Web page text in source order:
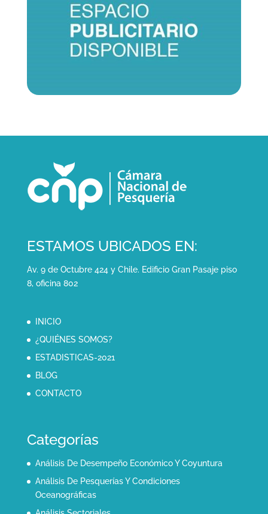
ESTAMOS UBICADOS EN:
Av. 9 de Octubre 424 y Chile. Edificio Gran Pasaje piso
8, oficina 802
INICIO
¿QUIÉNES SOMOS?
ESTADISTICAS-2021
BLOG
CONTACTO
Categorías
Análisis De Desempeño Económico Y Coyuntura
Análisis De Pesquerías Y Condiciones
Oceanográficas